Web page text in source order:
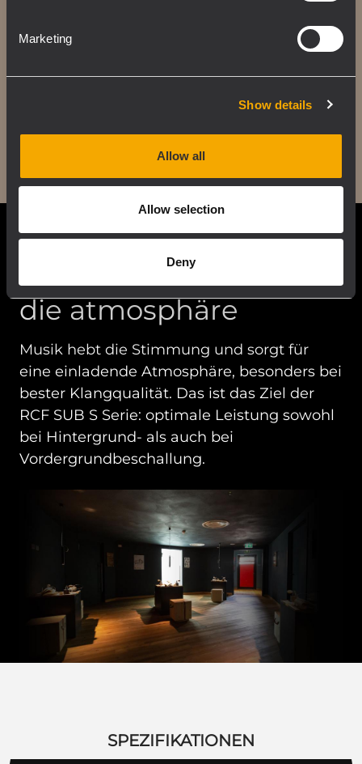
Marketing
Show details
Allow all
Allow selection
Deny
Audioerlebnis
Einsatzzweck.
Guter klang verbessert
die atmosphäre
Musik hebt die Stimmung und sorgt für
eine einladende Atmosphäre, besonders bei
bester Klangqualität. Das ist das Ziel der
RCF SUB S Serie: optimale Leistung sowohl
bei Hintergrund- als auch bei
Vordergrundbeschallung.
SPEZIFIKATIONEN